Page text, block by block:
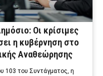
Οι κρίσιμες
η κυβέρνηση στο
Αναθεώρησης
103 του Συντάγματος, η